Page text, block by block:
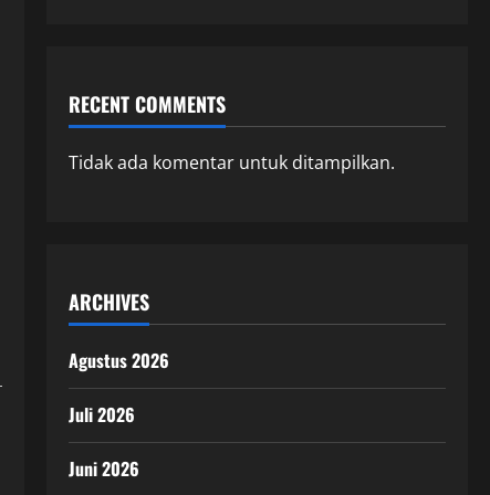
RECENT COMMENTS
Tidak ada komentar untuk ditampilkan.
ARCHIVES
Agustus 2026
Juli 2026
Juni 2026